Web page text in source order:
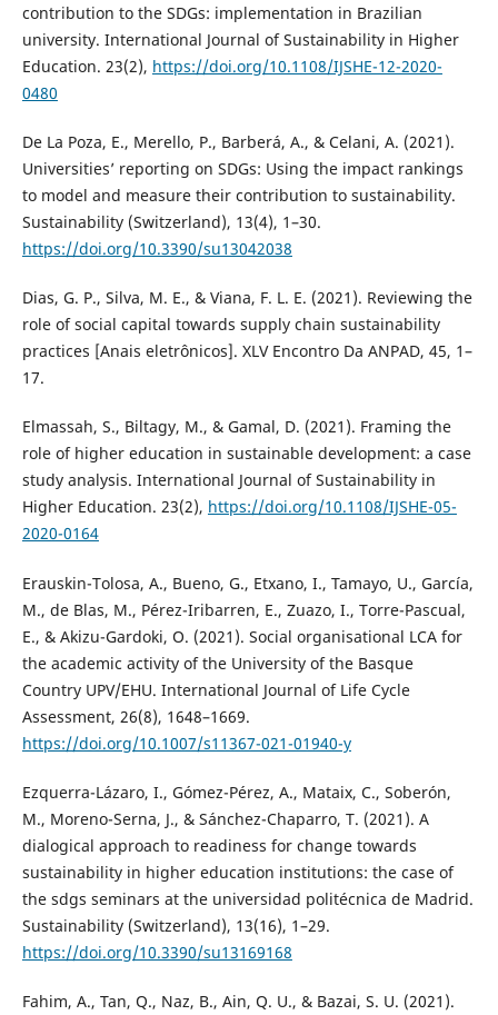
contribution to the SDGs: implementation in Brazilian
university. International Journal of Sustainability in Higher
Education. 23(2), https://doi.org/10.1108/IJSHE-12-2020-
0480
De La Poza, E., Merello, P., Barberá, A., & Celani, A. (2021).
Universities’ reporting on SDGs: Using the impact rankings
to model and measure their contribution to sustainability.
Sustainability (Switzerland), 13(4), 1–30.
https://doi.org/10.3390/su13042038
Dias, G. P., Silva, M. E., & Viana, F. L. E. (2021). Reviewing the
role of social capital towards supply chain sustainability
practices [Anais eletrônicos]. XLV Encontro Da ANPAD, 45, 1–
17.
Elmassah, S., Biltagy, M., & Gamal, D. (2021). Framing the
role of higher education in sustainable development: a case
study analysis. International Journal of Sustainability in
Higher Education. 23(2), https://doi.org/10.1108/IJSHE-05-
2020-0164
Erauskin-Tolosa, A., Bueno, G., Etxano, I., Tamayo, U., García,
M., de Blas, M., Pérez-Iribarren, E., Zuazo, I., Torre-Pascual,
E., & Akizu-Gardoki, O. (2021). Social organisational LCA for
the academic activity of the University of the Basque
Country UPV/EHU. International Journal of Life Cycle
Assessment, 26(8), 1648–1669.
https://doi.org/10.1007/s11367-021-01940-y
Ezquerra-Lázaro, I., Gómez-Pérez, A., Mataix, C., Soberón,
M., Moreno-Serna, J., & Sánchez-Chaparro, T. (2021). A
dialogical approach to readiness for change towards
sustainability in higher education institutions: the case of
the sdgs seminars at the universidad politécnica de Madrid.
Sustainability (Switzerland), 13(16), 1–29.
https://doi.org/10.3390/su13169168
Fahim, A., Tan, Q., Naz, B., Ain, Q. U., & Bazai, S. U. (2021).